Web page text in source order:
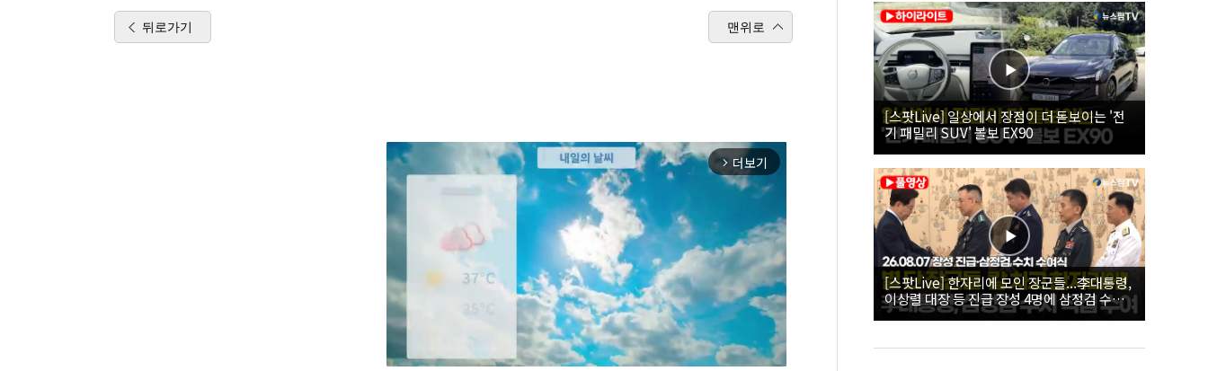
뒤로가기 맨위로
arrow_forward_ios 더보기
[스팟Live] 일상에서 장점이 더 돋보이는 '전
기 패밀리 SUV' 볼보 EX90
[스팟Live] 한자리에 모인 장군들...李대통령,
이상렬 대장 등 진급 장성 4명에 삼정검 수치
직접 수여｜26.08.07 장성 진급·삼정검 수치